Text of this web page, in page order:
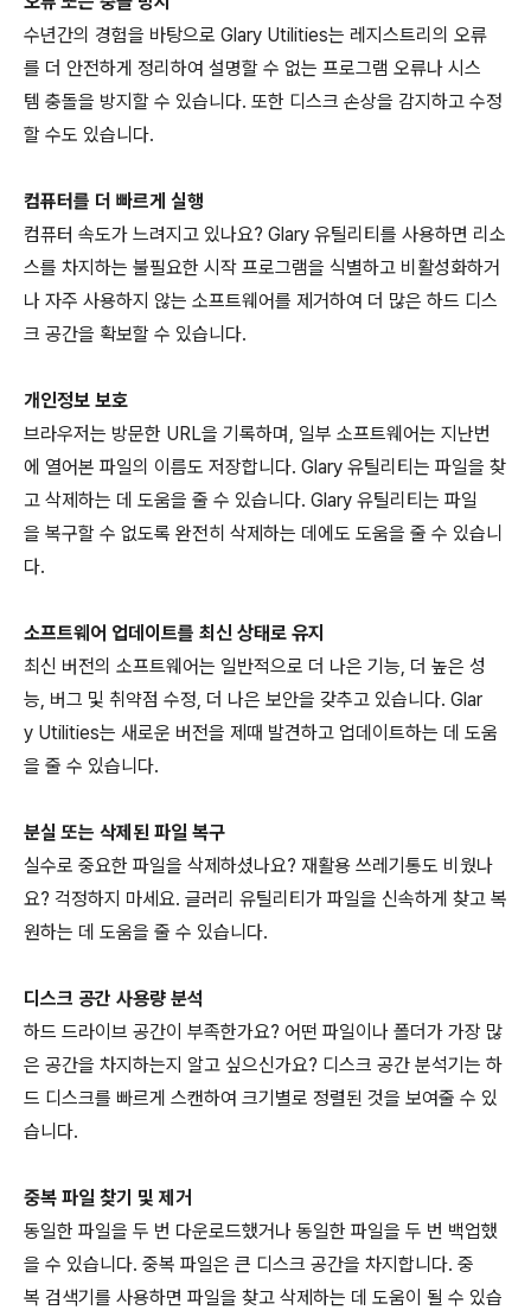
수년간의 경험을 바탕으로 Glary Utilities는 레지스트리의 오류
를 더 안전하게 정리하여 설명할 수 없는 프로그램 오류나 시스
템 충돌을 방지할 수 있습니다. 또한 디스크 손상을 감지하고 수정
할 수도 있습니다.
컴퓨터를 더 빠르게 실행
컴퓨터 속도가 느려지고 있나요? Glary 유틸리티를 사용하면 리소
스를 차지하는 불필요한 시작 프로그램을 식별하고 비활성화하거
나 자주 사용하지 않는 소프트웨어를 제거하여 더 많은 하드 디스
크 공간을 확보할 수 있습니다.
개인정보 보호
브라우저는 방문한 URL을 기록하며, 일부 소프트웨어는 지난번
에 열어본 파일의 이름도 저장합니다. Glary 유틸리티는 파일을 찾
고 삭제하는 데 도움을 줄 수 있습니다. Glary 유틸리티는 파일
을 복구할 수 없도록 완전히 삭제하는 데에도 도움을 줄 수 있습니
다.
소프트웨어 업데이트를 최신 상태로 유지
최신 버전의 소프트웨어는 일반적으로 더 나은 기능, 더 높은 성
능, 버그 및 취약점 수정, 더 나은 보안을 갖추고 있습니다. Glar
y Utilities는 새로운 버전을 제때 발견하고 업데이트하는 데 도움
을 줄 수 있습니다.
분실 또는 삭제된 파일 복구
실수로 중요한 파일을 삭제하셨나요? 재활용 쓰레기통도 비웠나
요? 걱정하지 마세요. 글러리 유틸리티가 파일을 신속하게 찾고 복
원하는 데 도움을 줄 수 있습니다.
디스크 공간 사용량 분석
하드 드라이브 공간이 부족한가요? 어떤 파일이나 폴더가 가장 많
은 공간을 차지하는지 알고 싶으신가요? 디스크 공간 분석기는 하
드 디스크를 빠르게 스캔하여 크기별로 정렬된 것을 보여줄 수 있
습니다.
중복 파일 찾기 및 제거
동일한 파일을 두 번 다운로드했거나 동일한 파일을 두 번 백업했
을 수 있습니다. 중복 파일은 큰 디스크 공간을 차지합니다. 중
복 검색기를 사용하면 파일을 찾고 삭제하는 데 도움이 될 수 있습